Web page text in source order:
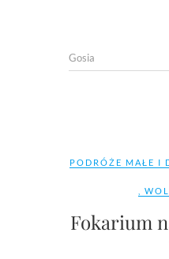
Gosia
PODRÓŻE MAŁE I
Fokarium